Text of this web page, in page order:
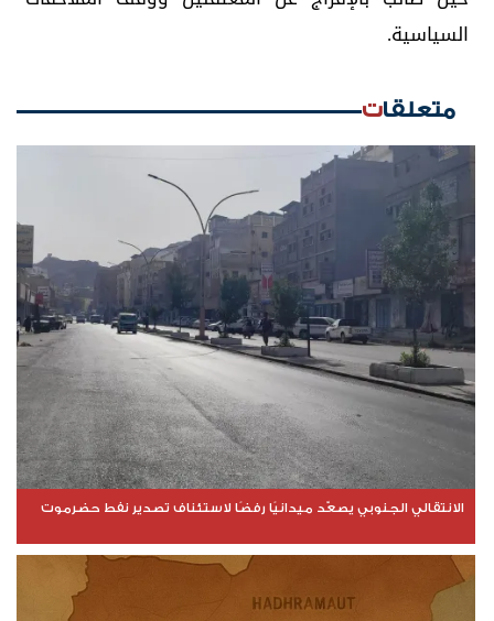
السياسية.
متعلقات
الانتقالي الجنوبي يصعّد ميدانيًا رفضًا لاستئناف تصدير نفط حضرموت